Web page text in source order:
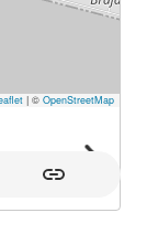
|© OpenStreetMap